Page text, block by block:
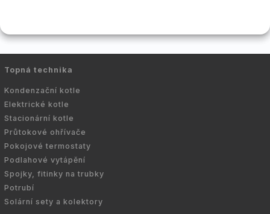
Topná technika
Kondenzační kotle
Elektrické kotle
Stacionární kotle
Průtokové ohřívače
Pokojové termostaty
Podlahové vytápění
Spojky, fitinky na trubky
Potrubí
Solární sety a kolektory